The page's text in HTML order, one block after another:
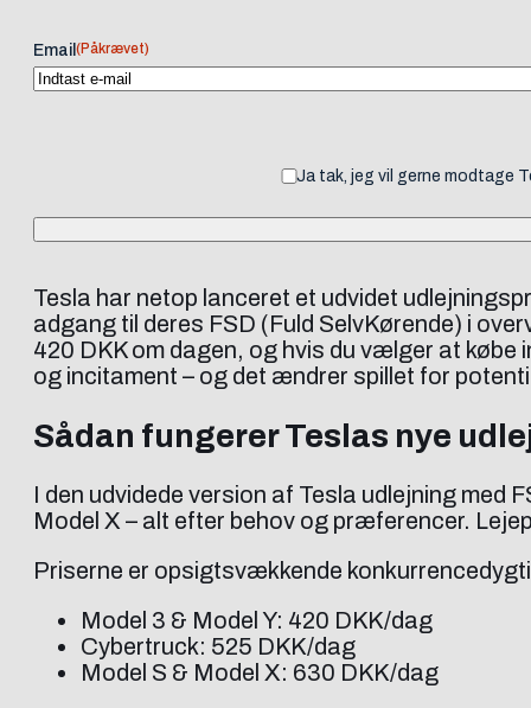
Email (Påkrævet)
Ja tak, jeg vil gerne modtage
Tesla har netop lanceret et udvidet
adgang til deres FSD (Fuld SelvKørende) i
420 DKK om dagen, og hvis du vælger at
og incitament – og det ændrer spillet for
Sådan fungerer Teslas nye
I den udvidede version af Tesla udlejning med
Model X – alt efter behov og præferencer.
Priserne er opsigtsvækkende
Model 3 & Model Y: 420 DKK/dag
Cybertruck: 525 DKK/dag
Model S & Model X: 630 DKK/dag